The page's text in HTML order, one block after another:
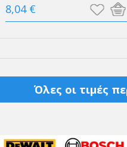
8,04 €
Όλες οι τιμές